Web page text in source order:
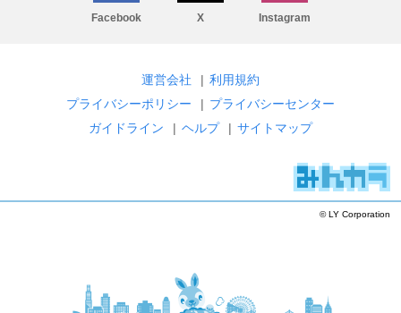
Facebook X Instagram
運営会社 | 利用規約
プライバシーポリシー
| プライバシーセンター
ガイドライン
| ヘルプ | サイトマップ
© LY Corporation